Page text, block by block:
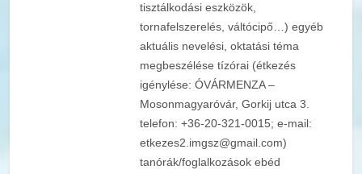
tisztálkodási eszközök,
tornafelszerelés, váltócipő…) egyéb
aktuális nevelési, oktatási téma
megbeszélése tízórai (étkezés
igénylése: ÓVÁRMENZA –
Mosonmagyaróvár, Gorkij utca 3.
telefon: +36-20-321-0015; e-mail:
etkezes2.imgsz@gmail.com)
tanórák/foglalkozások ebéd